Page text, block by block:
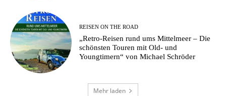
REISEN ON THE ROAD
„Retro-Reisen rund ums Mittelmeer – Die
schönsten Touren mit Old- und
Youngtimern“ von Michael Schröder
Mehr laden